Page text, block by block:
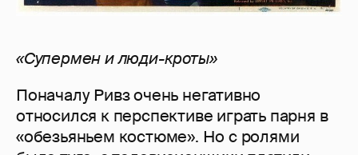
«Суперменилюди-кроты»
Поначалу Ривз очень негативно
относился к перспективе играть парня в
«обезьяньем костюме». Но с ролями